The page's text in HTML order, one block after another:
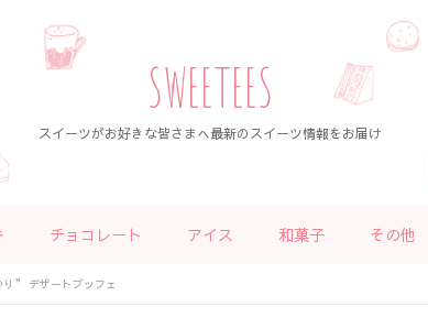
SWEETEES
スイーツがお好きな皆さまへ最新のスイーツ情報をお届け
チョコレート アイス 和菓子 その他
” デザートブッフェ